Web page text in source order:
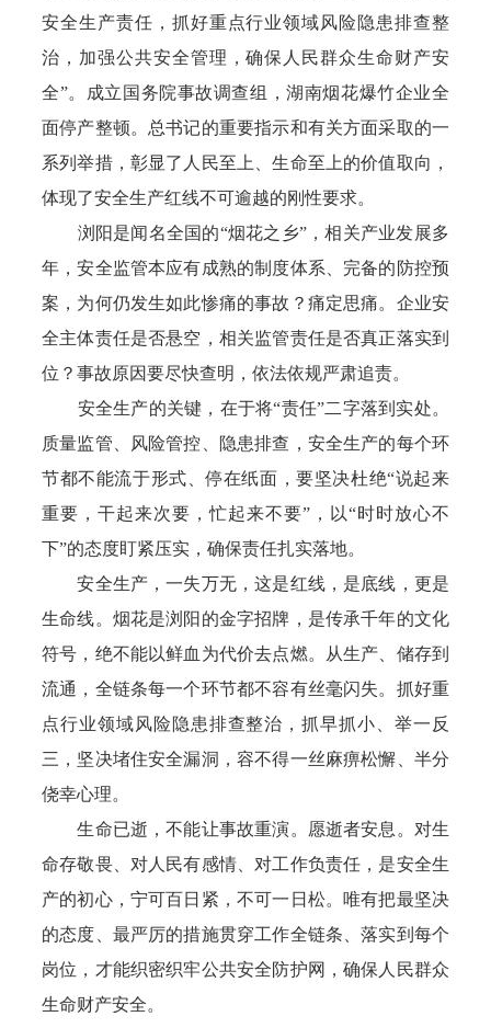
安全生产责任，抓好重点行业领域风险隐患排查整
治，加强公共安全管理，确保人民群众生命财产安
全”。成立国务院事故调查组，湖南烟花爆竹企业全
面停产整顿。总书记的重要指示和有关方面采取的一
系列举措，彰显了人民至上、生命至上的价值取向，
体现了安全生产红线不可逾越的刚性要求。
浏阳是闻名全国的“烟花之乡”，相关产业发展多
年，安全监管本应有成熟的制度体系、完备的防控预
案，为何仍发生如此惨痛的事故？痛定思痛。企业安
全主体责任是否悬空，相关监管责任是否真正落实到
位？事故原因要尽快查明，依法依规严肃追责。
安全生产的关键，在于将“责任”二字落到实处。
质量监管、风险管控、隐患排查，安全生产的每个环
节都不能流于形式、停在纸面，要坚决杜绝“说起来
重要，干起来次要，忙起来不要”，以“时时放心不
下”的态度盯紧压实，确保责任扎实落地。
安全生产，一失万无，这是红线，是底线，更是
生命线。烟花是浏阳的金字招牌，是传承千年的文化
符号，绝不能以鲜血为代价去点燃。从生产、储存到
流通，全链条每一个环节都不容有丝毫闪失。抓好重
点行业领域风险隐患排查整治，抓早抓小、举一反
三，坚决堵住安全漏洞，容不得一丝麻痹松懈、半分
侥幸心理。
生命已逝，不能让事故重演。愿逝者安息。对生
命存敬畏、对人民有感情、对工作负责任，是安全生
产的初心，宁可百日紧，不可一日松。唯有把最坚决
的态度、最严厉的措施贯穿工作全链条、落实到每个
岗位，才能织密织牢公共安全防护网，确保人民群众
生命财产安全。